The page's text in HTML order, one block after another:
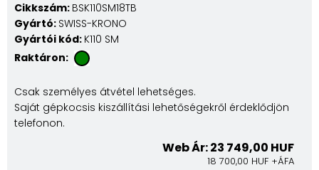
Cikkszám: BSK110SM18TB
Gyártó: SWISS-KRONO
Gyártói kód: K110 SM
Raktáron:
Csak személyes átvétel lehetséges.
Saját gépkocsis kiszállítási lehetőségekről érdeklődjön
telefonon.
Web Ár: 23 749,00 HUF
18 700,00 HUF +ÁFA